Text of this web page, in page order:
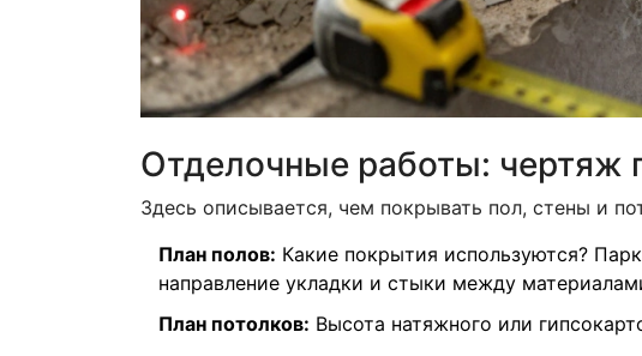
Отделочные работы: чертяж
Здесь описывается, чем покрывать пол, стены и
План полов: Какие покрытия используются?
направление укладки и стыки между
План потолков: Высота натяжного или